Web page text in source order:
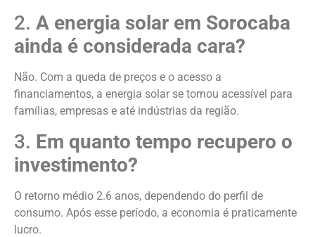
2. A energia solar em Sorocaba
ainda é considerada cara?
Não. Com a queda de preços e o acesso a
financiamentos, a energia solar se tornou acessível para
famílias, empresas e até indústrias da região.
3. Em quanto tempo recupero o
investimento?
O retorno médio 2.6 anos, dependendo do perfil de
consumo. Após esse período, a economia é praticamente
lucro.